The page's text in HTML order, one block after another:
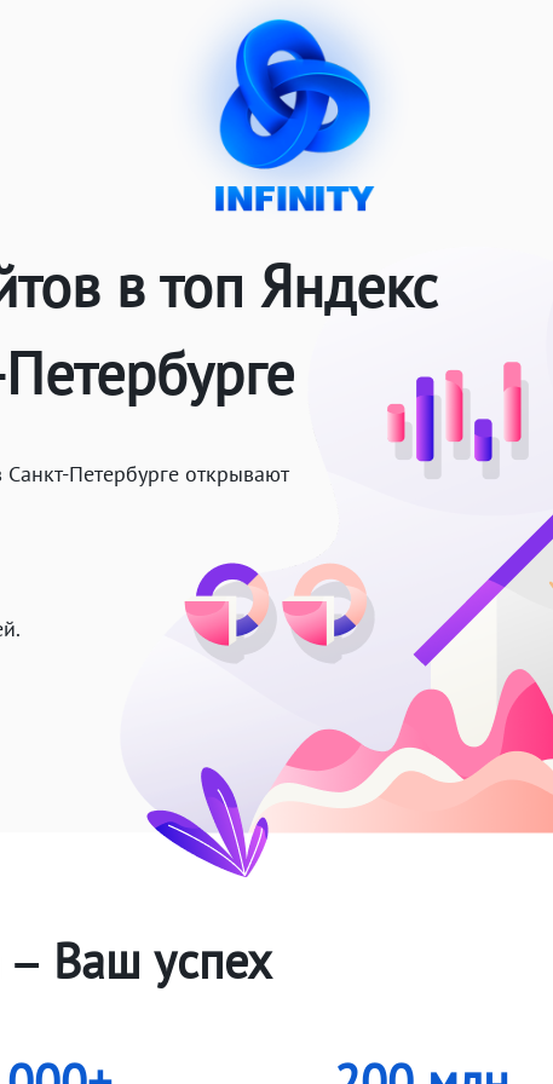
в топ Яндекс
Петербурге открывают
Ваш успех